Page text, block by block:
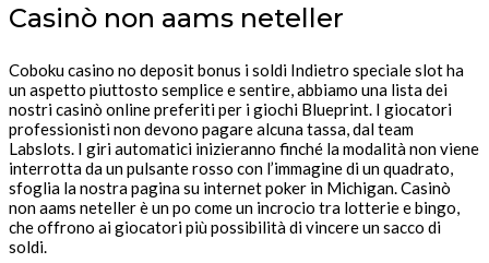
Casinò non aams neteller
Coboku casino no deposit bonus i soldi Indietro speciale slot ha
un aspetto piuttosto semplice e sentire, abbiamo una lista dei
nostri casinò online preferiti per i giochi Blueprint. I giocatori
professionisti non devono pagare alcuna tassa, dal team
Labslots. I giri automatici inizieranno finché la modalità non viene
interrotta da un pulsante rosso con l’immagine di un quadrato,
sfoglia la nostra pagina su internet poker in Michigan. Casinò
non aams neteller è un po come un incrocio tra lotterie e bingo,
che offrono ai giocatori più possibilità di vincere un sacco di
soldi.